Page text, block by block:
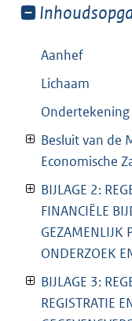
Toon
van:
Aanhef
Lichaam
Ondertekening
Besluit van de
Economische
BIJLAGE 2:
FINANCIËLE
GEZAMENLIJK
ONDERZOEK
BIJLAGE 3:
REGISTRATIE